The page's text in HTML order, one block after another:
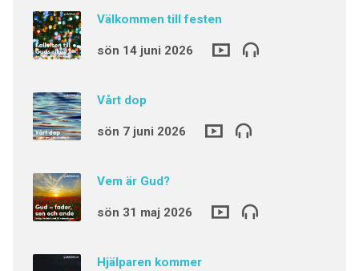
Välkommen till festen
sön 14 juni 2026
Vårt dop
sön 7 juni 2026
Vem är Gud?
sön 31 maj 2026
Hjälparen kommer